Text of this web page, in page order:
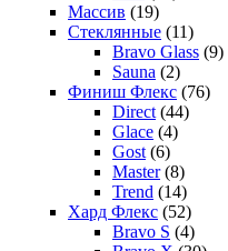
Массив (19)
Стеклянные (11)
Bravo Glass (9)
Sauna (2)
Финиш Флекс (76)
Direct (44)
Glace (4)
Gost (6)
Master (8)
Trend (14)
Хард Флекс (52)
Bravo S (4)